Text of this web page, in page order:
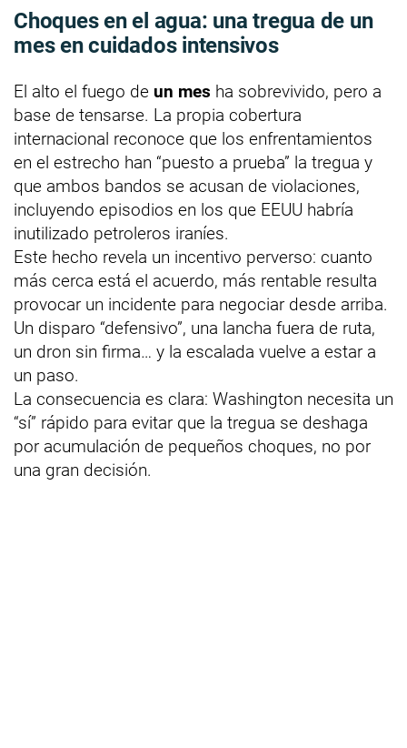
Choques en el agua: una tregua de un
mesen cuidados intensivos
El alto el fuego de un mes ha sobrevivido, pero a
base de tensarse. La propia cobertura
internacional reconoce que los enfrentamientos
en el estrecho han “puesto a prueba” la tregua y
que ambos bandos se acusan de violaciones,
incluyendo episodios en los que EEUU habría
inutilizado petroleros iraníes.
Este hecho revela un incentivo perverso: cuanto
más cerca está el acuerdo, más rentable resulta
provocar un incidente para negociar desde arriba.
Un disparo “defensivo”, una lancha fuera de ruta,
un dron sin firma… y la escalada vuelve a estar a
un paso.
La consecuencia es clara: Washington necesita un
“sí” rápido para evitar que la tregua se deshaga
por acumulación de pequeños choques, no por
una gran decisión.